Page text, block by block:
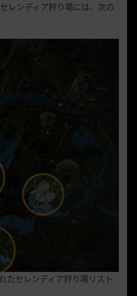
レンディア狩り場には、次の
たセレンディア狩り場リスト